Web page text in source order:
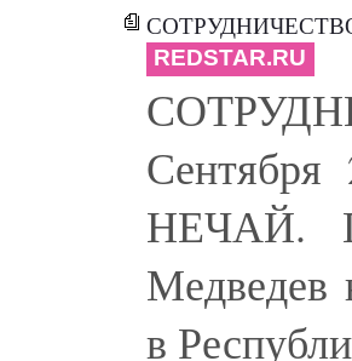
REDSTAR.RU
НЕЧАЙ.
Медведев
в